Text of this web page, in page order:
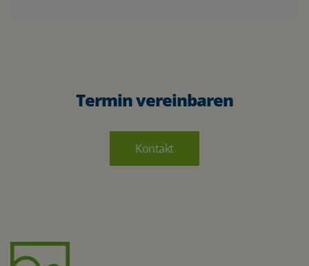
Termin vereinbaren
Kontakt